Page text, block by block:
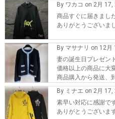
By ワカコ on 2月 17,
商品すぐに届きまし
ありがとうございま
By マサナリ on 12月
妻の誕生日プレゼン
価格以上の商品に大
商品購入から発送、
とうございます。
また、機会が有れば
By ミナエ on 2月 17,
素早い対応に感謝で
ありがとうございま